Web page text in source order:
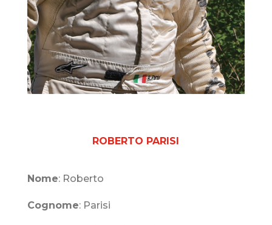
ROBERTO PARISI
Nome: Roberto
Cognome: Parisi